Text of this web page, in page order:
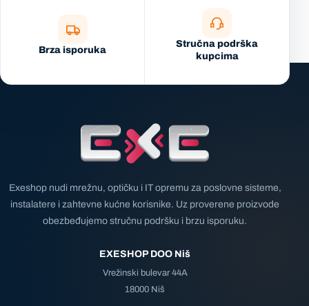
Brza isporuka
Stručna podrška
kupcima
Exeshop nudi mrežnu, optičku i IT opremu za poslovne sisteme,
instalatere i zahtevne kućne korisnike. Uz proverene proizvode
obezbeđujemo stručnu podršku i brzu isporuku.
EXESHOP DOO Niš
Vrežinski bulevar 44A
18000 Niš